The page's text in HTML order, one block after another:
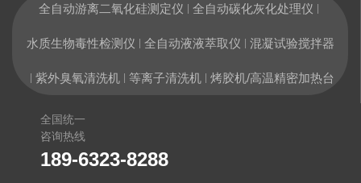
全自动游离二氧化硅测定仪 | 全自动碳化灰化处理仪 |
水质生物毒性检测仪 | 全自动液液萃取仪 | 混凝试验搅拌器
| 紫外臭氧清洗机 | 等离子清洗机 | 烤胶机/高温精密加热台
全国统一
咨询热线
189-6323-8288